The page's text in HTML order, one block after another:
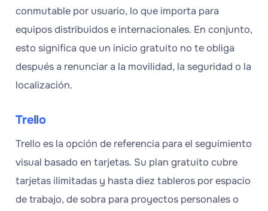
conmutable por usuario, lo que importa para
equipos distribuidos e internacionales. En conjunto,
esto significa que un inicio gratuito no te obliga
después a renunciar a la movilidad, la seguridad o la
localización.
Trello
Trello es la opción de referencia para el seguimiento
visual basado en tarjetas. Su plan gratuito cubre
tarjetas ilimitadas y hasta diez tableros por espacio
de trabajo, de sobra para proyectos personales o